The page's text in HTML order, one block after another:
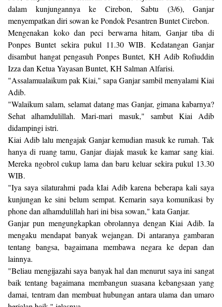
dalam kunjungannya ke Cirebon, Sabtu (3/6), Ganjar
menyempatkan diri sowan ke Pondok Pesantren Buntet Cirebon.
Mengenakan koko dan peci berwarna hitam, Ganjar tiba di
Ponpes Buntet sekira pukul 11.30 WIB. Kedatangan Ganjar
disambut hangat pengasuh Ponpes Buntet, KH Adib Rofiuddin
Izza dan Ketua Yayasan Buntet, KH Salman Alfarisi.
"Assalamualaikum pak Kiai," sapa Ganjar sambil menyalami Kiai
Adib.
"Walaikum salam, selamat datang mas Ganjar, gimana kabarnya?
Sehat alhamdulillah. Mari-mari masuk," sambut Kiai Adib
didampingi istri.
Kiai Adib lalu mengajak Ganjar kemudian masuk ke rumah. Tak
hanya di ruang tamu, Ganjar diajak masuk ke kamar sang kiai.
Mereka ngobrol cukup lama dan baru keluar sekira pukul 13.30
WIB.
"Iya saya silaturahmi pada kIai Adib karena beberapa kali saya
kunjungan ke sini belum sempat. Kemarin saya komunikasi by
phone dan alhamdulillah hari ini bisa sowan," kata Ganjar.
Ganjar pun mengungkapkan obrolannya dengan Kiai Adib. Ia
mengaku mendapat banyak wejangan. Di antaranya gambaran
tentang bangsa, bagaimana membawa negara ke depan dan
lainnya.
"Beliau mengijazahi saya banyak hal dan menurut saya ini sangat
baik tentang bagaimana membangun suasana kebangsaan yang
damai, tentram dan membuat hubungan antara ulama dan umaro